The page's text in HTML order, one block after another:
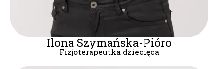
Ilona Szymańska-Pióro
Fizjoterapeutka dziecięca